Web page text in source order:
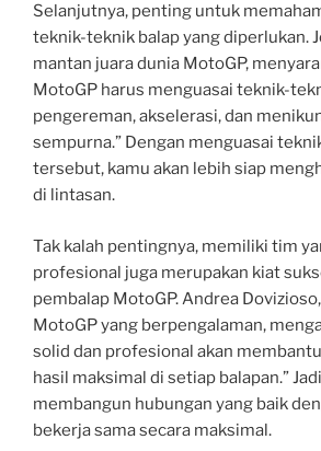
Selanjutnya, penting untuk
teknik-teknik balap yang diperlukan.
mantan juara dunia MotoGP,
MotoGP harus menguasai teknik-
pengereman, akselerasi, dan
sempurna.” Dengan menguasai
tersebut, kamu akan lebih siap
di lintasan.
Tak kalah pentingnya, memiliki tim
profesional juga merupakan kiat
pembalap MotoGP. Andrea
MotoGP yang berpengalaman,
solid dan profesional akan
hasil maksimal di setiap balapan.”
membangun hubungan yang baik
bekerja sama secara maksimal.